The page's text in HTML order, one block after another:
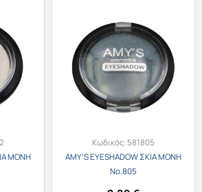
ΜΟΝΗ
Κωδικός:581805
AMY’S EYESHADOW ΣΚΙΑ ΜΟΝΗ
No.805